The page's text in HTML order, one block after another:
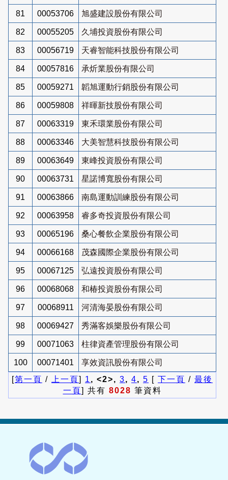
81 00053706 旭盛建設股份有限公司
82 00055205 久埔投資股份有限公司
83 00056719 天睿智能科技股份有限公司
84 00057816 承炘業股份有限公司
85 00059271 韜旭運動行銷股份有限公司
86 00059808 祥暉新技股份有限公司
87 00063319 東禾環業股份有限公司
88 00063346 大美智慧科技股份有限公司
89 00063649 東峰投資股份有限公司
90 00063731 星諾博寬股份有限公司
91 00063866 南島運動訓練股份有限公司
92 00063958 睿多奇投資股份有限公司
93 00065196 桑心餐飲企業股份有限公司
94 00066168 茂森國際企業股份有限公司
95 00067125 弘遠投資股份有限公司
96 00068068 和椿投資股份有限公司
97 00068911 河清海晏股份有限公司
98 00069427 秀滿客娛樂股份有限公司
99 00071063 柱律資產管理股份有限公司
100 00071401
享效資訊股份有限公司
[第一頁 / 上一頁] 1 , <2>, 3, 4, 5 [ 下一頁 / 最後
一頁] 共有 8028 筆資料